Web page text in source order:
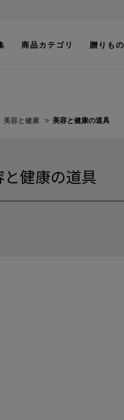
商品カテゴリ 贈りもの
美容と健康 美容と健康の道具
と健康の道具